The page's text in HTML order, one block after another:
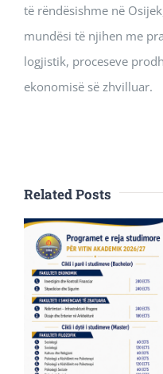
të rëndësishme në
mundësi të njihen me
logjistik, proceseve
ekonomisë së zhvilluar.
Related Posts